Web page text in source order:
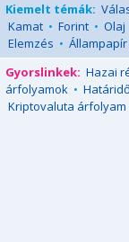
Kiemelt témák:
Kamat • Forint • Olaj
Elemzés • Állampapír
Gyorslinkek: Hazai
árfolyamok •
Kriptovaluta árfolyam